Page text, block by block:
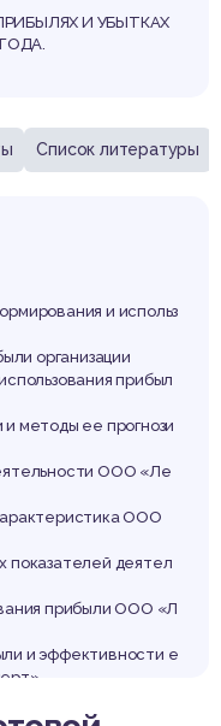
Список литературы
и использ
организации
прибыл
методы ее прогнози
ООО «Ле
ООО
показателей деятел
прибыли ООО «Л
и эффективности е
И УБЫТКАХ